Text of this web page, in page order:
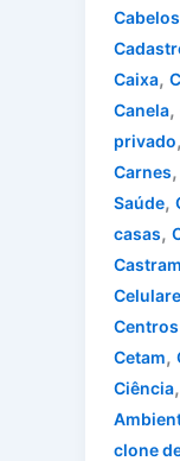
Cabelos
Caixa,
Canela,
privado,
Carnes,
Saúde,
casas,
Cetam,
Ciência,
clone